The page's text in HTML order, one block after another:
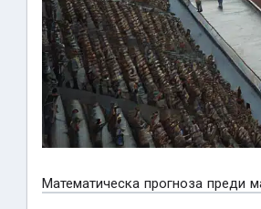
Математическа прогноза преди